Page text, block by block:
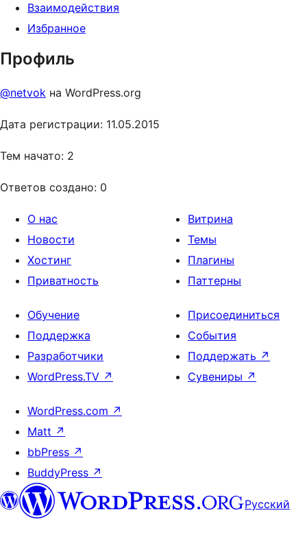
Взаимодействия
Избранное
Профиль
@netvok на WordPress.org
Дата регистрации: 11.05.2015
Тем начато: 2
Ответов создано: 0
О нас
Новости
Хостинг
Приватность
Витрина
Темы
Плагины
Паттерны
Обучение
Поддержка
Разработчики
WordPress.TV ↗
Присоединиться
События
Поддержать ↗
Сувениры ↗
WordPress.com ↗
Matt ↗
bbPress ↗
BuddyPress ↗
Русский